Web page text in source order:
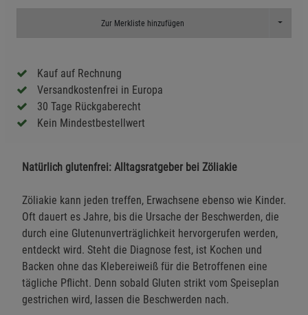
Zur Merkliste hinzufügen Toggle
Kauf auf Rechnung
Versandkostenfrei in Europa
30 Tage Rückgaberecht
Kein Mindestbestellwert
Natürlich glutenfrei: Alltagsratgeber bei Zöliakie
Zöliakie kann jeden treffen, Erwachsene ebenso wie Kinder.
Oft dauert es Jahre, bis die Ursache der Beschwerden, die
durch eine Glutenunverträglichkeit hervorgerufen werden,
entdeckt wird. Steht die Diagnose fest, ist Kochen und
Backen ohne das Klebereiweiß für die Betroffenen eine
tägliche Pflicht. Denn sobald Gluten strikt vom Speiseplan
gestrichen wird, lassen die Beschwerden nach.